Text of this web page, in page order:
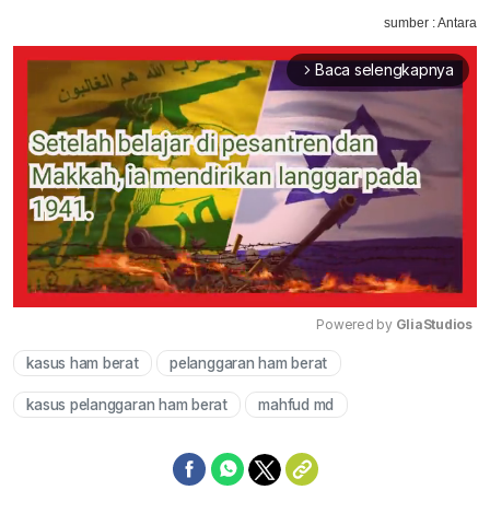
sumber : Antara
arrow_forward_ios Baca selengkapnya
Powered by GliaStudios
kasus ham berat pelanggaran ham berat
kasus pelanggaran ham berat mahfud md